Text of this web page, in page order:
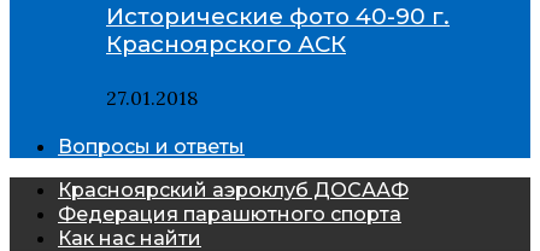
Исторические фото 40-90 г.
Красноярского АСК
27.01.2018
Вопросы и ответы
Красноярский аэроклуб ДОСААФ
Федерация парашютного спорта
Как нас найти